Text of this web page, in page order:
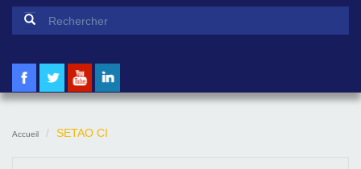
Formulaire de recherche
Accueil SETAO CI